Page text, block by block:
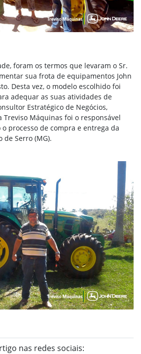
foram os termos que levaram o Sr.
sua frota de equipamentos John
Desta vez, o modelo escolhido foi
adequar as suas atividades de
Estratégico de Negócios,
Treviso Máquinas foi o responsável
processo de compra e entrega da
Serro (MG).
nas redes sociais: